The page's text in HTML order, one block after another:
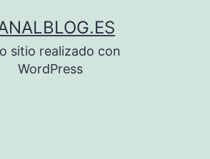
sitio realizado con
WordPress